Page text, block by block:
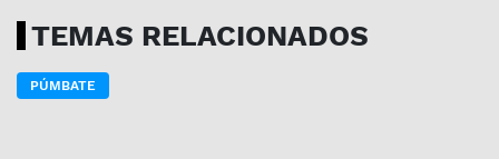
TEMAS RELACIONADOS
PÚMBATE